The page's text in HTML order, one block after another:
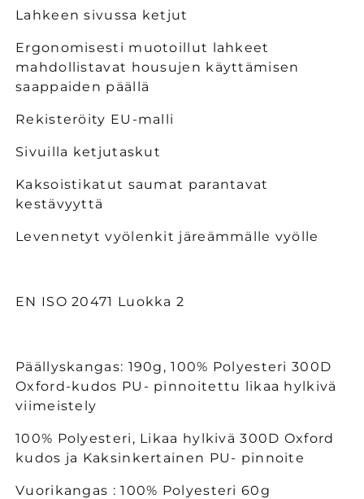
Lahkeen sivussa ketjut
Ergonomisesti muotoillut lahkeet
mahdollistavat housujen käyttämisen
saappaiden päällä
Rekisteröity EU-malli
Sivuilla ketjutaskut
Kaksoistikatut saumat parantavat
kestävyyttä
Levennetyt vyölenkit järeämmälle vyölle
EN ISO 20471 Luokka 2
Päällyskangas: 190g, 100% Polyesteri 300D
Oxford-kudos PU- pinnoitettu likaa hylkivä
viimeistely
100% Polyesteri, Likaa hylkivä 300D Oxford
kudos ja Kaksinkertainen PU- pinnoite
Vuorikangas : 100% Polyesteri 60g